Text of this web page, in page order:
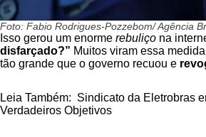
Foto: Fabio Rodrigues-Pozzebom/ Agência
Isso gerou um enorme rebuliço na
disfarçado?” Muitos viram essa
tão grande que o governo recuou e
Leia Também: Sindicato da Eletrobras
Verdadeiros Objetivos